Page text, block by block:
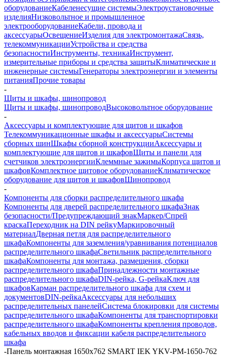
оборудованиеКабеленесущие системыЭлектроустановочные
изделияНизковольтное и промышленное
электрооборудованиеКабели, провода и
аксессуарыОсвещениеИзделия для электромонтажаСвязь,
телекоммуникацииУстройства и средства
безопасностиИнструменты, техникаИнструмент,
измерительные приборы и средства защитыКлиматические и
инженерные системыГенераторы электроэнергии и элементы
питанияПрочие товары
-
Щиты и шкафы, шинопровод
Щиты и шкафы, шинопроводВысоковольтное оборудование
-
Аксессуары и комплектующие для щитов и шкафов
Телекоммуникационные шкафы и аксессуарыСистемы
сборных шинШкафы сборной конструкцииАксессуары и
комплектующие для щитов и шкафовЩиты и панели для
счетчиков электроэнергииКлеммные зажимыКорпуса щитов и
шкафовКомплектное щитовое оборудованиеКлиматическое
оборудование для щитов и шкафовШинопровод
-
Компоненты для сборки распределительного шкафа
Компоненты для дверей распределительного шкафаЗнак
безопасности/Предупреждающий знакМаркер/Спрей
краскаПереходник на DIN рейкуМаркировочный
материалДверная петля для распределительного
шкафаКомпоненты для заземления/уравнивания потенциалов
распределительного шкафаСветильник распределительного
шкафаКомпоненты для монтажа, размещения, сборки
распределительного шкафаПринадлежности монтажные
распределительного шкафаDIN-рейка, G-рейкаКлюч для
шкафовКарман распределительного шкафа для схем и
документовDIN-рейкаАксессуары для небольших
распределительных панелейСистема блокировки для системы
распределительного шкафаКомпоненты для транспортировки
распределительного шкафаКомпоненты крепления проводов,
кабельных вводов и фиксации кабеля распределительного
шкафа
-Панель монтажная 1650х762 SMART IEK YKV-PM-1650-762